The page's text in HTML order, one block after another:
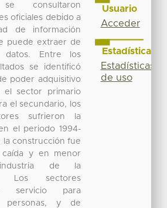
se consultaron
oficiales debido a
de información
puede extraer de
Entre los
se identificó
poder adquisitivo
el sector primario
el secundario, los
sufrieron la
el periodo 1994-
construcción fue
y en menor
de la
Los sectores
servicio para
personas, y de
Usuario
Acceder
Estadísticas
Estadísticas
de uso